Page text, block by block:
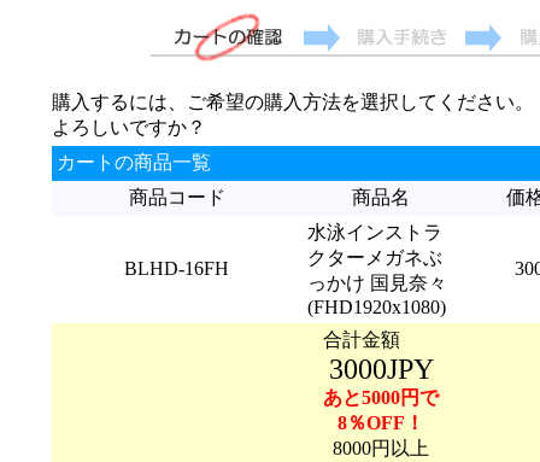
購入するには、ご希望の購入方法を選択してください。
よろしいですか？
カートの商品一覧
商品コード
商品名 価
BLHD-16FH
水泳インストラ
クターメガネぶ
っかけ 国見奈々
(FHD1920x1080)
合計金額
3000JPY
あと5000円で
8％OFF！
8000円以上